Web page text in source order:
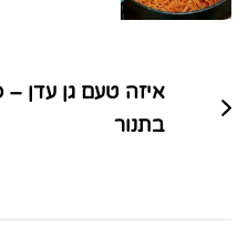
איזה טעם גן עדן
בתנור